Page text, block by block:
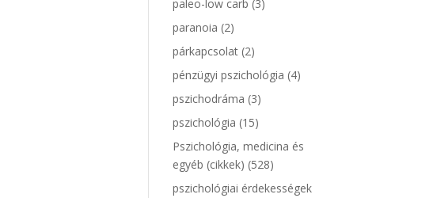
paleo-low carb (3)
paranoia (2)
párkapcsolat (2)
pénzügyi pszichológia (4)
pszichodráma (3)
pszichológia (15)
Pszichológia, medicina és
egyéb (cikkek) (528)
pszichológiai érdekességek